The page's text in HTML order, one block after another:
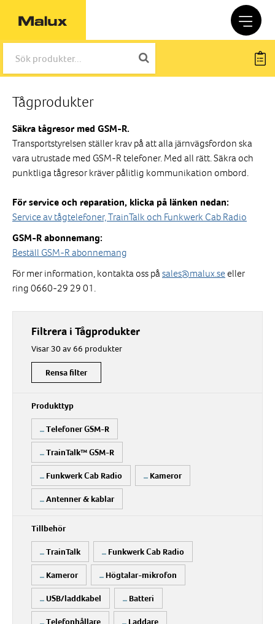
Tågprodukter
Säkra tågresor med GSM-R.
Transportstyrelsen ställer krav på att alla järnvägsfordon ska
vara utrustade med GSM-R telefoner. Med all rätt. Säkra och
punktliga tågresor kräver pålitlig kommunikation ombord.
För service och reparation, klicka på länken nedan:
Service av tågtelefoner, TrainTalk och Funkwerk Cab Radio
GSM-R abonnemang:
Beställ GSM-R abonnemang
För mer information, kontakta oss påsales@malux.seeller
ring 0660-29 29 01.
Filtrera i Tågprodukter
Visar 30 av 66 produkter
Rensa filter
Produkttyp
Telefoner GSM-R
TrainTalk™ GSM-R
Funkwerk Cab Radio Kameror
Antenner & kablar
Tillbehör
TrainTalk Funkwerk Cab Radio
Kameror Högtalar-mikrofon
USB/laddkabel Batteri
Telefonhållare Laddare